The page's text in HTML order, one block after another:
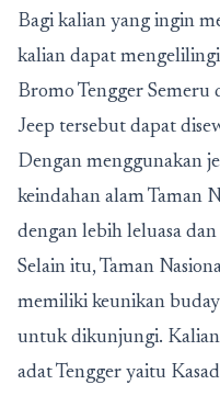
Bagi kalian yang ingin
kalian dapat
Bromo Tengger Semeru
Jeep tersebut dapat
Dengan menggunakan
keindahan alam Taman
dengan lebih leluasa
Selain itu, Taman
memiliki keunikan
untuk dikunjungi.
adat Tengger yaitu